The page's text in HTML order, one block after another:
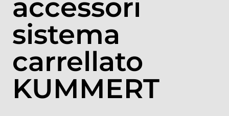
accessori
sistema
carrellato
KUMMERT